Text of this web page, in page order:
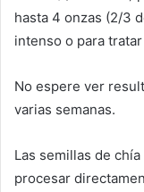
hasta 4 onzas (2/3
intenso o para
No espere ver
varias semanas.
Las semillas de
procesar